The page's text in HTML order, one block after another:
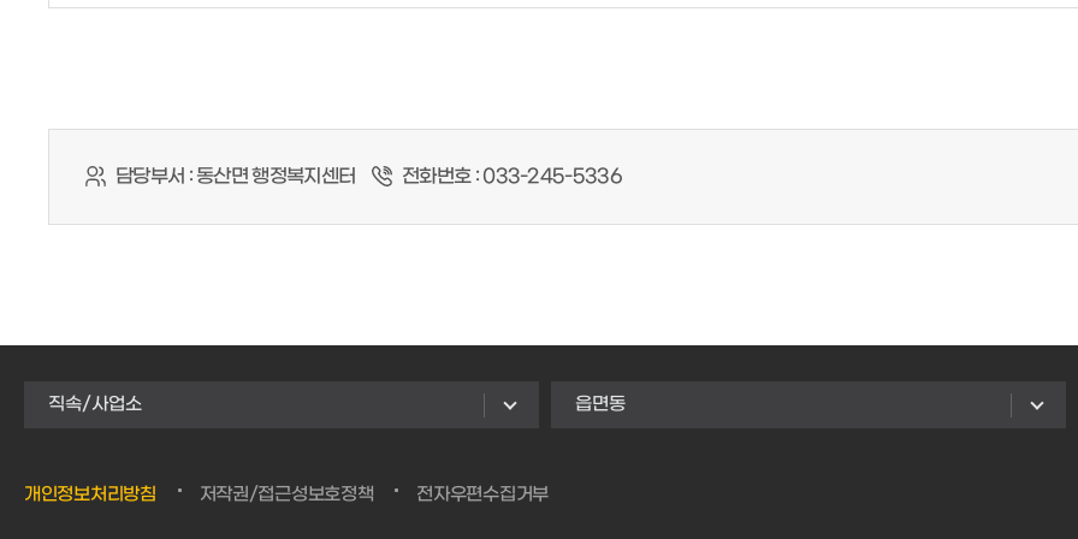
담당부서 :동산면 행정복지센터 전화번호 :033-245-5336
직속/사업소 읍면동
개인정보처리방침 저작권/접근성보호정책 전자우편수집거부